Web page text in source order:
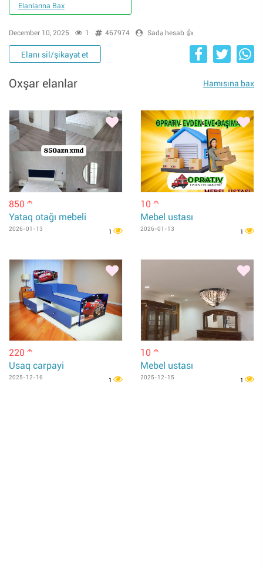
Elanlarına Bax
December 10, 2025 1 467974 Sadə hesab 👍
Elanı sil/şikayət et
Oxşar elanlar Hamısına bax
850 m
Yataq otağı mebeli
2026-01-13 1
10 m
Mebel ustası
2026-01-13 1
220 m
Usaq carpayi
2025-12-16 1
10 m
Mebel ustası
2025-12-15 1